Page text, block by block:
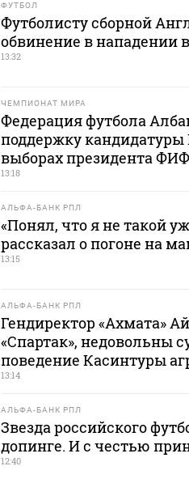
ФУТБОЛ
Футболисту сборной
обвинение в нападении
13:32
ЧЕМПИОНАТ МИРА
Федерация футбола
поддержку
выборах президента
13:18
АЛЬФА-БАНК РПЛ
«Понял, что я не такой
рассказал о погоне на
13:15
АЛЬФА-БАНК РПЛ
Гендиректор «Ахмата»
«Спартак», недовольны
поведение Касинтуры
13:14
АЛЬФА-БАНК РПЛ
Звезда российского
допинге. И с честью
12:40